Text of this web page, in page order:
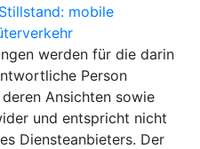
mobile
werden für die darin
Person
Ansichten sowie
und entspricht nicht
Diensteanbieters. Der